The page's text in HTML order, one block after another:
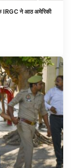
IRGC ने आठ अमेरिकी